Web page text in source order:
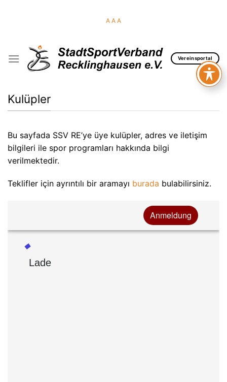
A A A
Vereinsportal
Kulüpler
Bu sayfada SSV RE’ye üye kulüpler, adres ve iletişim
bilgileri ile spor programları hakkında bilgi
verilmektedir.
Teklifler için ayrıntılı bir aramayı burada bulabilirsiniz.